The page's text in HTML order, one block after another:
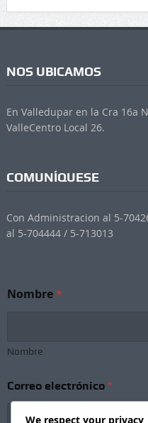
NOS UBICAMOS
En Valledupar en la Cra 16a
ValleCentro Local 26.
COMUNÍQUESE
Con Administracion al 5-
al 5-704444 / 5-713013
Nombre*
Nombre
C
o
Correo electrónico *
We respect your privacy